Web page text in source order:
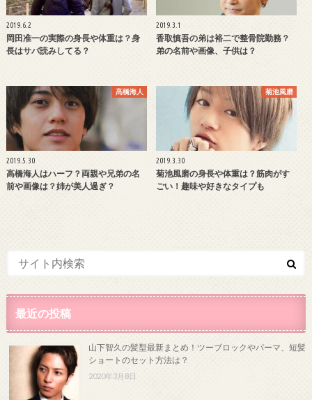
2019.6.2
岡田准一の実際の身長や体重は？身
長はサバ読みしてる？
2019.3.1
香取慎吾の弟は裕二で整骨院勤務？
弟の名前や画像、子供は？
髙橋海人
2019.5.30
高橋海人はハーフ？両親や兄弟の名
前や画像は？姉が美人過ぎ？
菊池風磨
2019.3.30
菊池風磨の身長や体重は？筋肉がす
ごい！趣味や好きなタイプも
最近の投稿
山下智久の髪型最新まとめ！ツーブロックやパーマ、短髪
ショートのセット方法は？
2020年3月8日